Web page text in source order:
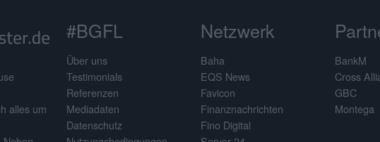
alles um
#BGFL
Über uns
Testimonials
Referenzen
Mediadaten
Datenschutz
Netzwerk
Baha
EQS News
Favicon
Finanznachrichten
Fino Digital
BankM
Cross
GBC
Montega